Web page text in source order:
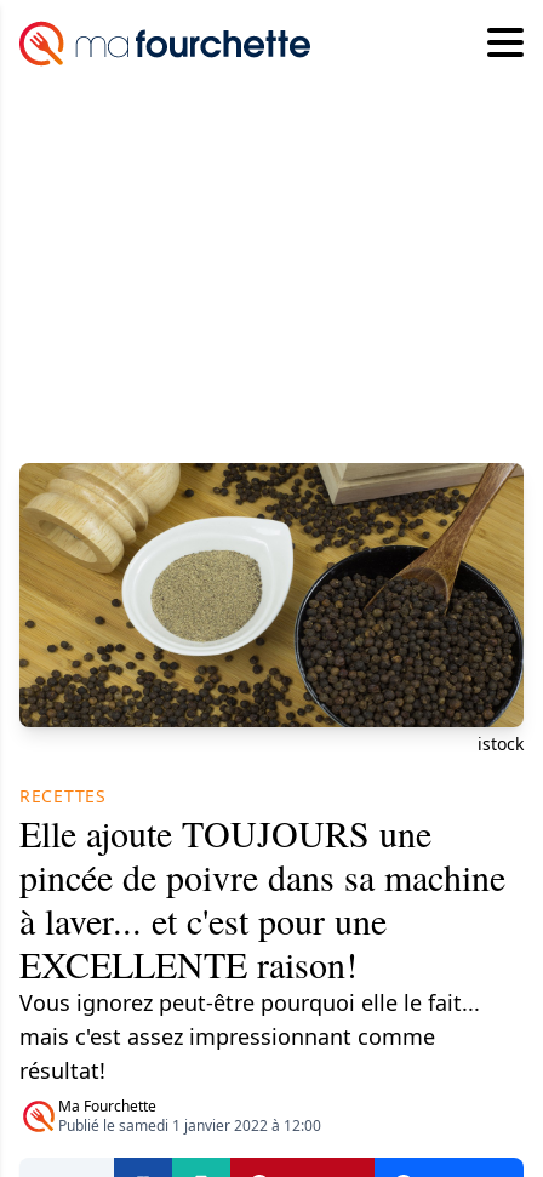
istock
RECETTES
Elle ajoute TOUJOURS une
pincée de poivre dans sa machine
à laver... et c'est pour une
EXCELLENTE raison!
Vous ignorez peut-être pourquoi elle le fait...
mais c'est assez impressionnant comme
résultat!
Ma Fourchette
Publié le samedi 1 janvier 2022 à 12:00